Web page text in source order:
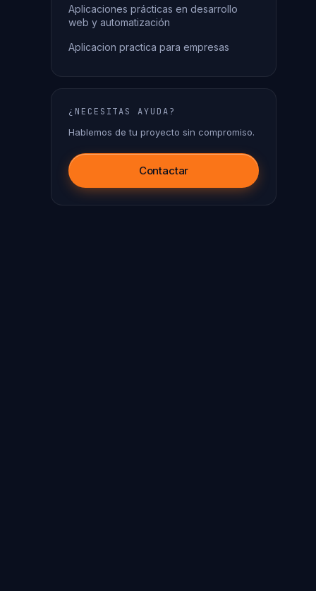
Aplicaciones prácticas en desarrollo
web y automatización
Aplicacion practica para empresas
¿NECESITAS AYUDA?
Hablemos de tu proyecto sin compromiso.
Contactar